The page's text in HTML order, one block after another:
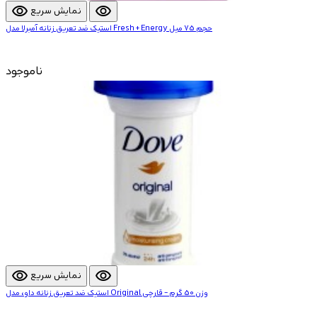
visibility نمایش سریع visibility
استیک ضد تعریق زنانه آمبرلا مدل Fresh + Energy حجم 75 میل
ناموجود
visibility نمایش سریع visibility
استیک ضد تعریق زنانه داو، مدل Original وزن 50 گرم - قارچی